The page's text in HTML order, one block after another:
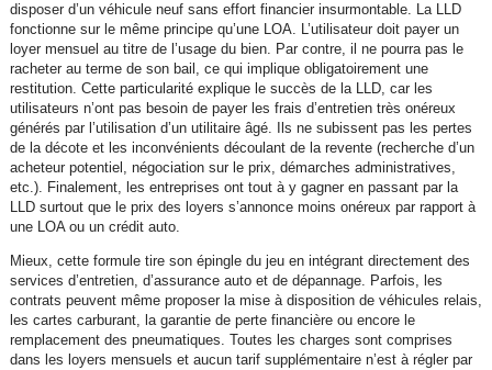
disposer d’un véhicule neuf sans effort financier insurmontable. La LLD
fonctionne sur le même principe qu’une LOA. L’utilisateur doit payer un
loyer mensuel au titre de l’usage du bien. Par contre, il ne pourra pas le
racheter au terme de son bail, ce qui implique obligatoirement une
restitution. Cette particularité explique le succès de la LLD, car les
utilisateurs n’ont pas besoin de payer les frais d’entretien très onéreux
générés par l’utilisation d’un utilitaire âgé. Ils ne subissent pas les pertes
de la décote et les inconvénients découlant de la revente (recherche d’un
acheteur potentiel, négociation sur le prix, démarches administratives,
etc.). Finalement, les entreprises ont tout à y gagner en passant par la
LLD surtout que le prix des loyers s’annonce moins onéreux par rapport à
une LOA ou un crédit auto.
Mieux, cette formule tire son épingle du jeu en intégrant directement des
services d’entretien, d’assurance auto et de dépannage. Parfois, les
contrats peuvent même proposer la mise à disposition de véhicules relais,
les cartes carburant, la garantie de perte financière ou encore le
remplacement des pneumatiques. Toutes les charges sont comprises
dans les loyers mensuels et aucun tarif supplémentaire n’est à régler par